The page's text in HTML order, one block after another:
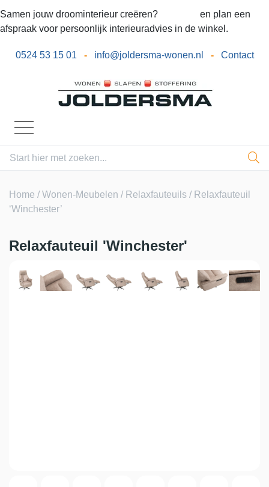
Samen jouw droominterieur creëren?
en plan een
afspraak voor persoonlijk interieuradvies in de winkel.
0524 53 15 01 - info@joldersma-wonen.nl - Contact
Home /Wonen-Meubelen / Relaxfauteuils / Relaxfauteuil
‘Winchester’
Relaxfauteuil 'Winchester'